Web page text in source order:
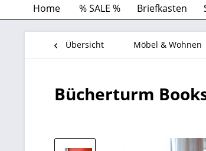
Home % SALE % Briefkasten
Übersicht Möbel & Wohnen
Bücherturm